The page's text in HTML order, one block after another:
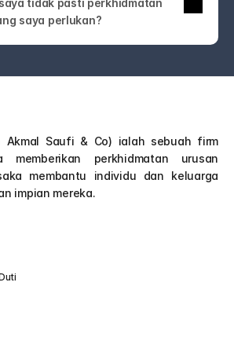
tidak pasti perkhidmatan
saya perlukan?
kami sahaja. Pasukan
anda ke
Akmal Saufi & Co) ialah sebuah firm
memberikan perkhidmatan urusan
membantu individu dan keluarga
impian mereka.